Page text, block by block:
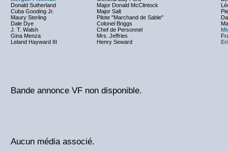
Donald Sutherland
Major Donald McClintock
Cuba Gooding Jr.
Major Salt
Maury Sterling
Pilote "Marchand de Sable"
Dale Dye
Colonel Briggs
J. T. Walsh
Chef de Personnel
Gina Menza
Mrs. Jeffries
Leland Hayward III
Henry Seward
Bande annonce VF non disponible.
Aucun média associé.